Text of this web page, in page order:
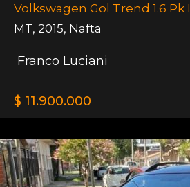
Volkswagen Gol Trend 1.6 Pk I
MT, 2015, Nafta
Franco Luciani
$ 11.900.000